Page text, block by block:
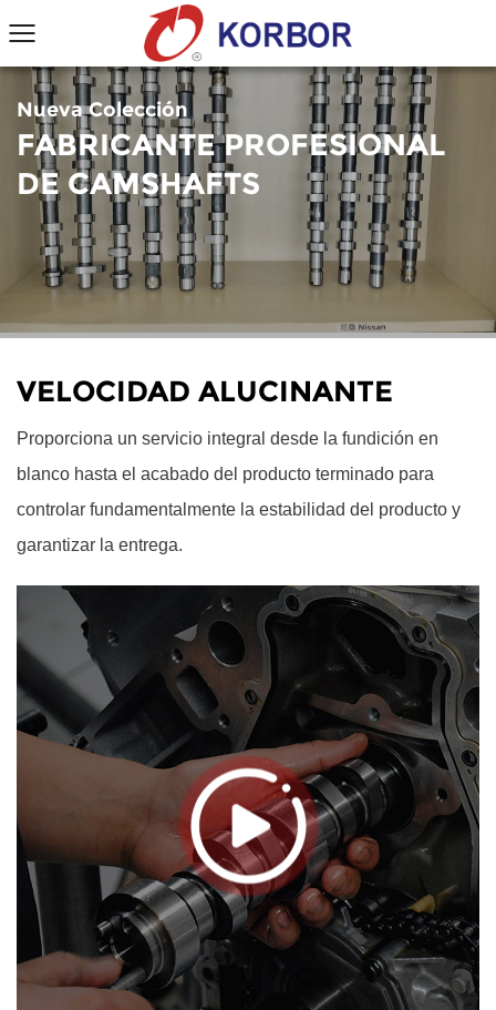
Nueva Colección
FABRICANTE PROFESIONAL
DE CAMSHAFTS
VELOCIDAD ALUCINANTE
Proporciona un servicio integral desde la fundición en
blanco hasta el acabado del producto terminado para
controlar fundamentalmente la estabilidad del producto y
garantizar la entrega.